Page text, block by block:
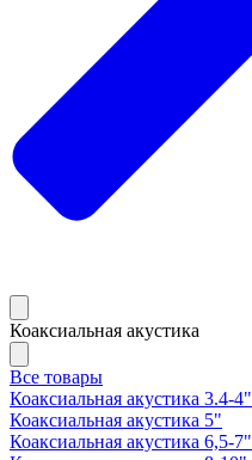
Коаксиальная акустика
Все товары
Коаксиальная акустика 3.4-4"
Коаксиальная акустика 5"
Коаксиальная акустика 6,5-7"